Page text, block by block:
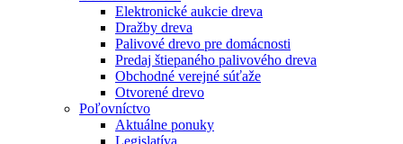
Elektronické aukcie dreva
Dražby dreva
Palivové drevo pre domácnosti
Predaj štiepaného palivového dreva
Obchodné verejné súťaže
Otvorené drevo
Poľovníctvo
Aktuálne ponuky
Legislatíva